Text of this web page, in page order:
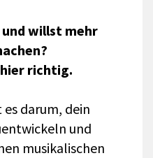
und willst mehr
richtig.
darum, dein
und
musikalischen